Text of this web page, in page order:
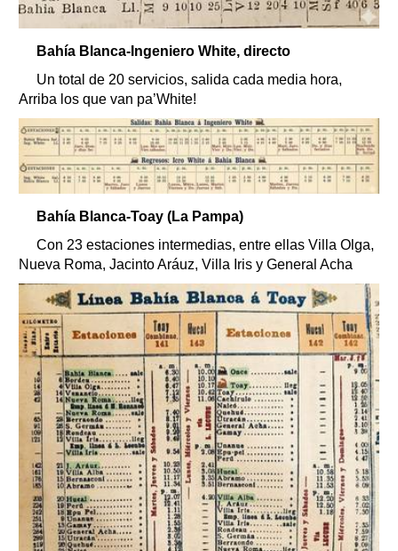
Bahía Blanca-Ingeniero White, directo
Un total de 20 servicios, salida cada media hora,
Arriba los que van pa’White!
Bahía Blanca-Toay (La Pampa)
Con 23 estaciones intermedias, entre ellas Villa Olga,
Nueva Roma, Jacinto Aráuz, Villa Iris y General Acha